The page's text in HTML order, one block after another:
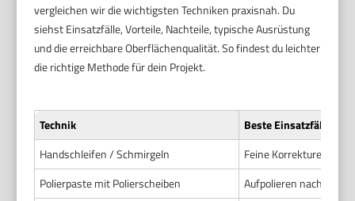
vergleichen wir die wichtigsten Techniken praxisnah. Du
siehst Einsatzfälle, Vorteile, Nachteile, typische Ausrüstung
und die erreichbare Oberflächenqualität. So findest du leichter
die richtige Methode für dein Projekt.
Technik
Beste Einsatzfälle
Handschleifen / Schmirgeln
Feine Korrekturen.
Polierpaste mit Polierscheiben
Aufpolieren nach